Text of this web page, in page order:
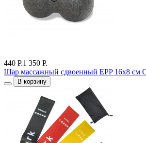
440 Р.1 350 Р.
Шар массажный сдвоенный EPP 16х8 см
В корзину